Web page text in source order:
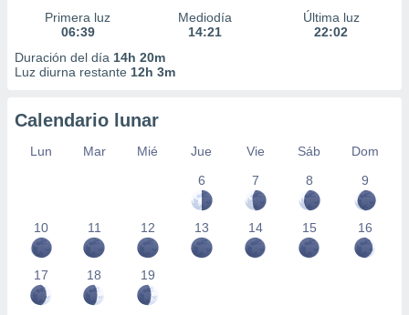
Primera luz
06:39
Mediodía
14:21
Última luz
22:02
Duración del día 14h 20m
Luz diurna restante 12h 3m
Calendario lunar
Lun Mar Mié Jue Vie Sáb
Dom
6
7 8 9
10 11 12 13 14 15 16
17 18 19